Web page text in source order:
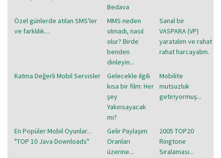
Bedava
Özel günlerde atılan SMS'ler
ve farklılık....
MMS neden
olmadı, nasıl
olur? Birde
benden
dinleyin...
Sanal bir
VASPARA (VP)
yaratalım ve rahat
rahat harcayalım.
Katma Değerli Mobil Servisler
Gelecekle ilgili
kısa bir film: Her
şey
Yakınsayacak
mı?
Mobilite
mutsuzluk
getiriyormuş...
En Popüler Mobil Oyunlar...
"TOP 10 Java Downloads"
Gelir Paylaşım
Oranları
üzerine...
2005 TOP20
Ringtone
Sıralaması...